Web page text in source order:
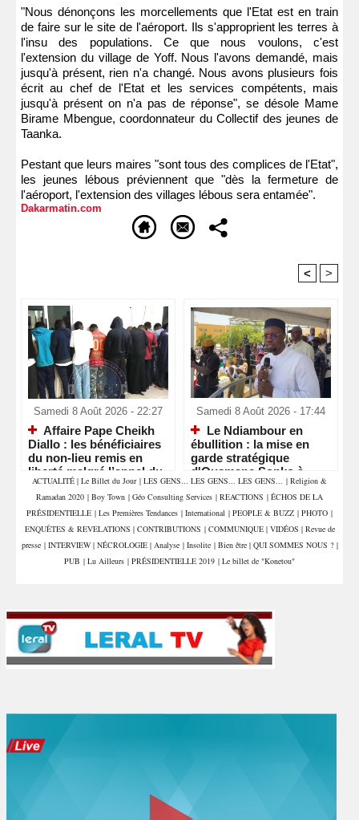
"Nous dénonçons les morcellements que l'Etat est en train
de faire sur le site de l'aéroport. Ils s'approprient les terres à
l'insu des populations. Ce que nous voulons, c'est
l'extension du village de Yoff. Nous l'avons demandé, mais
jusqu'à présent, rien n'a changé. Nous avons plusieurs fois
écrit au chef de l'Etat et les services compétents, mais
jusqu'à présent on n'a pas de réponse", se désole Mame
Birame Mbengue, coordonnateur du Collectif des jeunes de
Taanka.
Pestant que leurs maires "sont tous des complices de l'Etat",
les jeunes lébous préviennent que "dès la fermeture de
l'aéroport, l'extension des villages lébous sera entamée".
Dakarmatin.com
< >
Samedi 8 Août 2026 - 22:27
Affaire Pape Cheikh
Diallo : les bénéficiaires
du non-lieu remis en
liberté malgré l’appel du
parquet
Samedi 8 Août 2026 - 17:44
Le Ndiambour en
ébullition : la mise en
garde stratégique
d'Ousmane Sonko à
Louga
ACTUALITÉ | Le Billet du Jour | LES GENS... LES GENS... LES GENS... | Religion &
Ramadan 2020 | Boy Town | Géo Consulting Services | REACTIONS | ÉCHOS DE LA
PRÉSIDENTIELLE | Les Premières Tendances | International | PEOPLE & BUZZ | PHOTO |
ENQUÊTES & REVELATIONS | CONTRIBUTIONS | COMMUNIQUE | VIDÉOS | Revue de
presse | INTERVIEW | NÉCROLOGIE | Analyse | Insolite | Bien être | QUI SOMMES NOUS ? |
PUB | Lu Ailleurs | PRÉSIDENTIELLE 2019 | Le billet de "Konetou"